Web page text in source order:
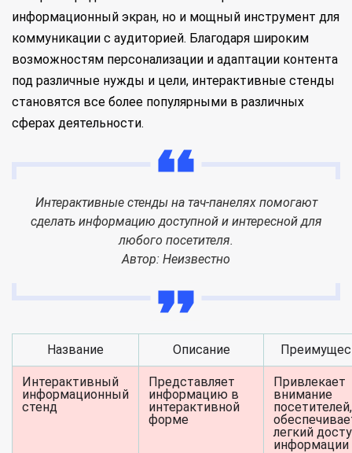
информационный экран, но и мощный инструмент для
коммуникации с аудиторией. Благодаря широким
возможностям персонализации и адаптации контента
под различные нужды и цели, интерактивные стенды
становятся все более популярными в различных
сферах деятельности.
Интерактивные стенды на тач-панелях помогают
сделать информацию доступной и интересной для
любого посетителя.
Автор: Неизвестно
Название Описание
Интерактивный
информационный
стенд
Представляет
информацию в
интерактивной
форме
Привлекает
внимание
посетителей,
легкий
информации